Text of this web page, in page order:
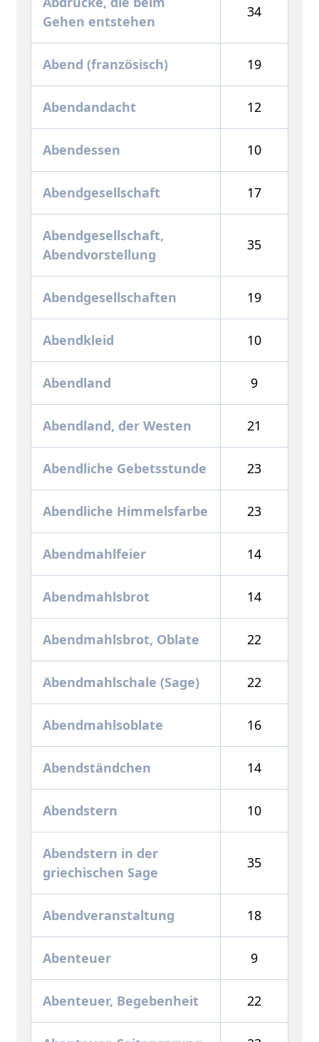
Gehen entstehen
34
Abend (französisch) 19
Abendandacht 12
Abendessen 10
Abendgesellschaft 17
Abendgesellschaft,
Abendvorstellung
35
Abendgesellschaften 19
Abendkleid 10
Abendland 9
Abendland, der Westen 21
Abendliche Gebetsstunde 23
Abendliche Himmelsfarbe 23
Abendmahlfeier 14
Abendmahlsbrot 14
Abendmahlsbrot, Oblate 22
Abendmahlschale (Sage) 22
Abendmahlsoblate 16
Abendständchen 14
Abendstern 10
Abendstern in der
griechischen Sage
35
Abendveranstaltung 18
Abenteuer 9
Abenteuer, Begebenheit 22